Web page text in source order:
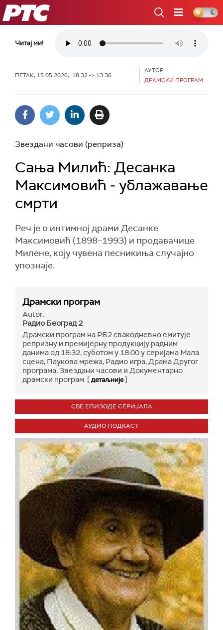
РТС
Читај ми!
ПЕТАК, 15.05.2026, 18:32 -> 13:36
АУТОР:
ДРАМСКИ ПРОГРАМ
Звездани часови (реприза)
Сања Милић: Десанка
Максимовић ‒ ублажавање
смрти
Реч је о интимној драми Десанке
Максимовић (1898–1993) и продавачице
Милене, коју чувена песникиња случајно
упознаје.
Драмски програм
Autor:
Радио Београд 2
Драмски програм на РБ2 свакодневно емитује
репризну и премијерну продукцију радним
данима од 18:32, суботом у 18:00 у серијама Мала
сцена, Паукова мрежа, Радио игра, Драма Другог
програма, Звездани часови и Документарно
драмски програм. [детаљније]
СВЕ ЕПИЗОДЕ СЕРИЈАЛА
АУДИО ПОДКАСТ